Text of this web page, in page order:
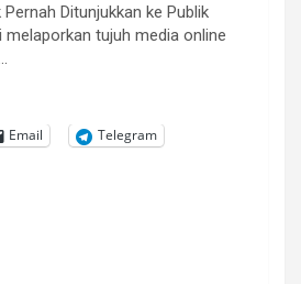
Ditunjukkan ke Publik
melaporkan tujuh media online
Email
Telegram